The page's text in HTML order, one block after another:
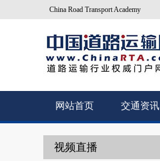
China Road Transport Academy
网站首页 交通资讯
视频直播